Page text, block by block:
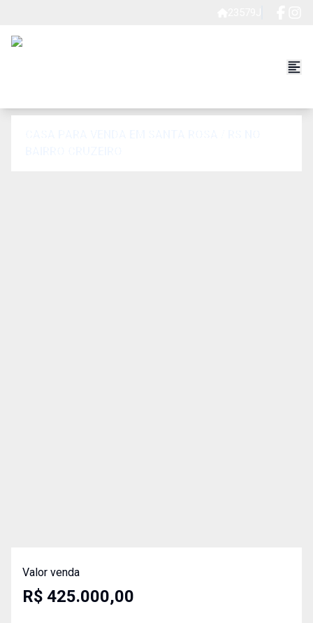
Valor venda
R$ 425.000,00